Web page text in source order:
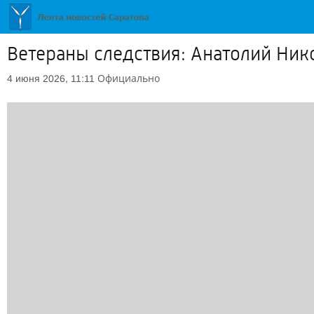
Ветераны следствия: Анатолий
4 июня 2026, 11:11 Официально